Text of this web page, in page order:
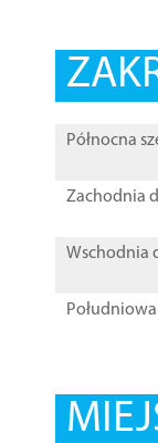
Północna
Zachodnia
Wschodnia